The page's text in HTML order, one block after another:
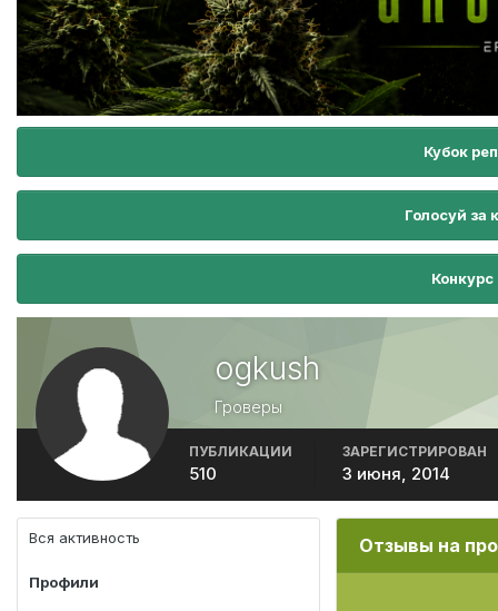
Кубок
Голосуй
ogkush
Гроверы
ПУБЛИКАЦИИ
510
ЗАРЕГИСТРИРОВАН
3 июня, 2014
Вся активность
Профили
Отзывы на